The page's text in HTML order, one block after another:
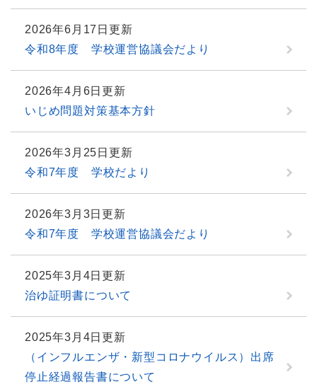
2026年6月17日更新
令和8年度 学校運営協議会だより
2026年4月6日更新
いじめ問題対策基本方針
2026年3月25日更新
令和7年度 学校だより
2026年3月3日更新
令和7年度 学校運営協議会だより
2025年3月4日更新
治ゆ証明書について
2025年3月4日更新
（インフルエンザ・新型コロナウイルス）出席
停止経過報告書について